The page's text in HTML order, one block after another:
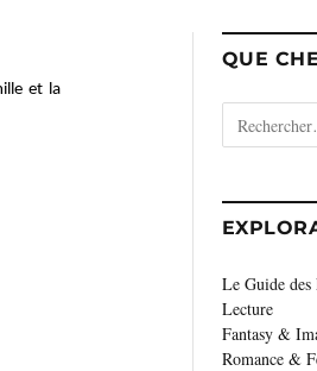
et la
QUE
Le Guide des
Lecture
Fantasy &
Romance &